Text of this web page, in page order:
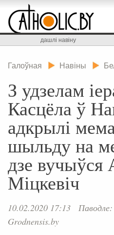
дашлі навіну
Галоўная Навіны
З удзелам
Касцёла ў
адкрылі
шыльду на
дзе вучыўся
Міцкевіч
10.02.2020 17:13
Grodnensis.by